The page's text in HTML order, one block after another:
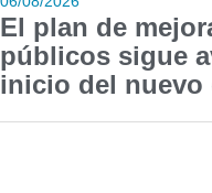
El plan de
públicos sigue
inicio del nuevo